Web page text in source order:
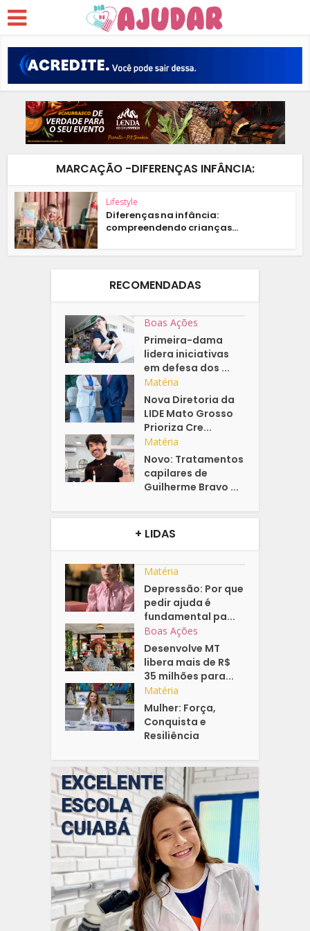
MARCAÇÃO -DIFERENÇAS INFÂNCIA:
Lifestyle
Diferenças na infância:
compreendendo crianças...
RECOMENDADAS
Boas Ações
Primeira-dama
lidera iniciativas
em defesa dos ...
Matéria
Nova Diretoria da
LIDE Mato Grosso
Prioriza Cre...
Matéria
Novo: Tratamentos
capilares de
Guilherme Bravo ...
+ LIDAS
Matéria
Depressão: Por que
pedir ajuda é
fundamental pa...
Boas Ações
Desenvolve MT
libera mais de R$
35 milhões para...
Matéria
Mulher: Força,
Conquista e
Resiliência